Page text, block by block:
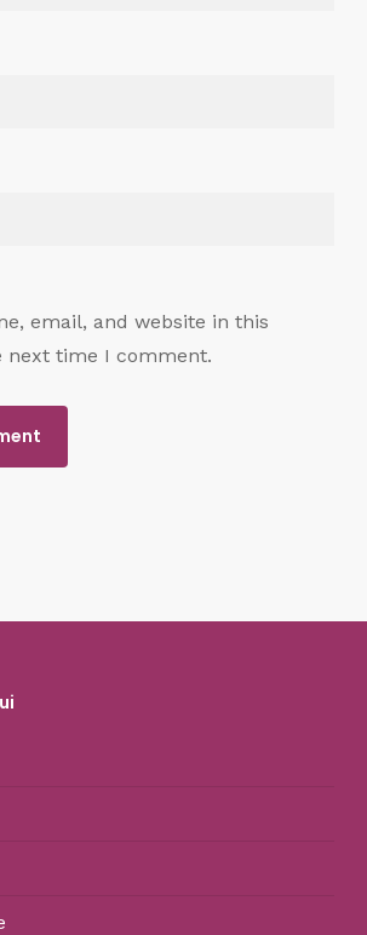
email, and website in this
next time I comment.